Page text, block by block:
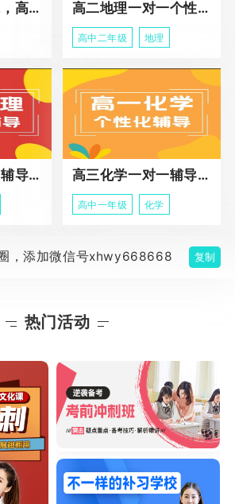
西安高考冲刺班，高三全科辅导 高二地理一对一个性化冲刺辅导课程
高中二年级 地理
高三物理一对一辅导课程 高三化学一对一辅导课程
高中一年级 化学
，添加微信号xhwy668668 复制
热门活动